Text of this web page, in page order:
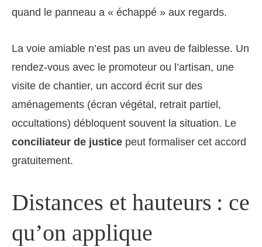
quand le panneau a « échappé » aux regards.
La voie amiable n’est pas un aveu de faiblesse. Un
rendez-vous avec le promoteur ou l’artisan, une
visite de chantier, un accord écrit sur des
aménagements (écran végétal, retrait partiel,
occultations) débloquent souvent la situation. Le
conciliateur de justice peut formaliser cet accord
gratuitement.
Distances et hauteurs : ce
qu’on applique